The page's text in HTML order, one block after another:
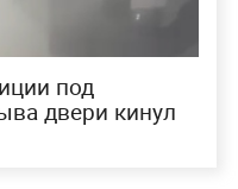
под
двери кинул